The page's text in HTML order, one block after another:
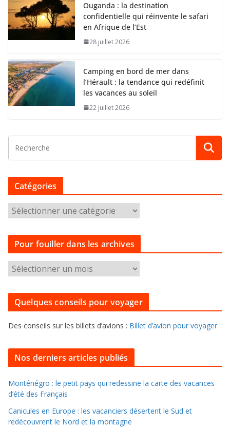
Ouganda : la destination
confidentielle qui réinvente le safari
en Afrique de l’Est
28 juillet 2026
Camping en bord de mer dans
l’Hérault : la tendance qui redéfinit
les vacances au soleil
22 juillet 2026
Catégories
a
t
g
e
s
Pour fouiller dans les archives
o
u
o
l
l
e
r
d
Quelques conseils pour voyager
Des conseils sur les billets d’avions : Billet d’avion pour voyager
Nos derniers articles publiés
Monténégro : le petit pays qui redessine la carte des vacances
d’été des Français
Canicules en Europe : les vacanciers désertent le Sud et
redécouvrent le Nord et la montagne